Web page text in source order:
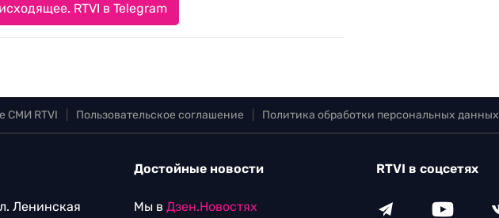
RTVI в Telegram
СМИ RTVI Пользовательское соглашение Политика обработки персональных данных
Ленинская
Достойные новости
Мы в Дзен.Новостях
RTVI в соцсетях